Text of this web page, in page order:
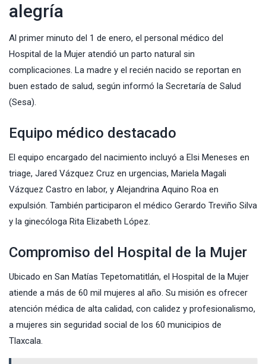
alegría
Al primer minuto del 1 de enero, el personal médico del
Hospital de la Mujer atendió un parto natural sin
complicaciones. La madre y el recién nacido se reportan en
buen estado de salud, según informó la Secretaría de Salud
(Sesa).
Equipo médico destacado
El equipo encargado del nacimiento incluyó a Elsi Meneses en
triage, Jared Vázquez Cruz en urgencias, Mariela Magali
Vázquez Castro en labor, y Alejandrina Aquino Roa en
expulsión. También participaron el médico Gerardo Treviño Silva
y la ginecóloga Rita Elizabeth López.
Compromiso del Hospital de la Mujer
Ubicado en San Matías Tepetomatitlán, el Hospital de la Mujer
atiende a más de 60 mil mujeres al año. Su misión es ofrecer
atención médica de alta calidad, con calidez y profesionalismo,
a mujeres sin seguridad social de los 60 municipios de
Tlaxcala.